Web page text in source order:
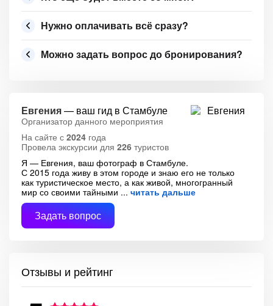
Нужно оплачивать всё сразу?
Можно задать вопрос до бронирования?
Евгения— ваш гид в Стамбуле
Организатор данного мероприятия
На сайте с 2024 года
Провела экскурсии для 226 туристов
Я — Евгения, ваш фотограф в Стамбуле.
С 2015 года живу в этом городе и знаю его не только
как туристическое место, а как живой, многогранный
мир со своими тайными
читать дальше
Задать вопрос
Отзывы и рейтинг